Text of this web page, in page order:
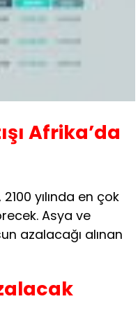
Afrika’da
yılında en çok
Asya ve
azalacağı alınan